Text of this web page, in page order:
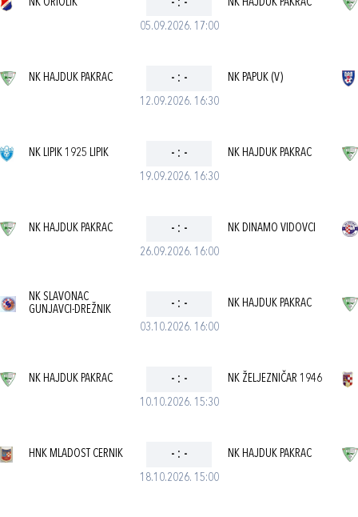
05.09.2026. 17:00
NK ORIOLIK - : - NK HAJDUK PAKRAC
12.09.2026. 16:30
NK HAJDUK PAKRAC - : - NK PAPUK (V)
19.09.2026. 16:30
NK LIPIK 1925 LIPIK - : - NK HAJDUK PAKRAC
26.09.2026. 16:00
NK HAJDUK PAKRAC - : - NK DINAMO VIDOVCI
03.10.2026. 16:00
NK SLAVONAC
GUNJAVCI-DREŽNIK
- : - NK HAJDUK PAKRAC
10.10.2026. 15:30
NK HAJDUK PAKRAC - : - NK ŽELJEZNIČAR 1946
18.10.2026. 15:00
HNK MLADOST CERNIK - : - NK HAJDUK PAKRAC